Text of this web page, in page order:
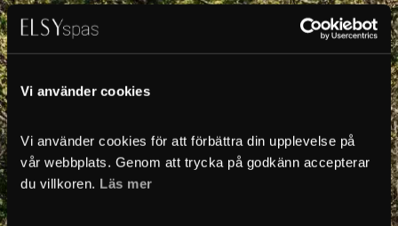
Vi använder cookies
Vi använder cookies för att förbättra din upplevelse på
vår webbplats. Genom att trycka på godkänn accepterar
du villkoren. Läs mer
Förnamn
Epost